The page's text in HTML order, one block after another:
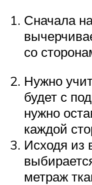
Сначала
со
Нужно
будет с
нужно
каждой
Исходя из
метраж